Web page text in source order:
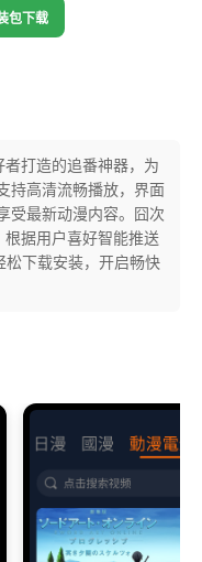
包下载
打造的追番神器，为
持高清流畅播放，界面
受最新动漫内容。囧次
据用户喜好智能推送
下载安装，开启畅快